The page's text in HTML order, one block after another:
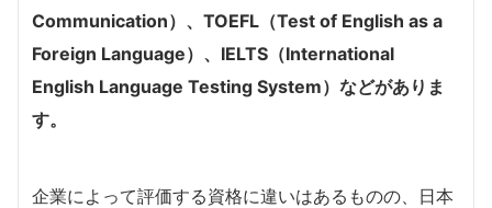
Communication）、TOEFL（Test of English as a
Foreign Language）、IELTS（International
English Language Testing System）などがありま
す。
企業によって評価する資格に違いはあるものの、日本